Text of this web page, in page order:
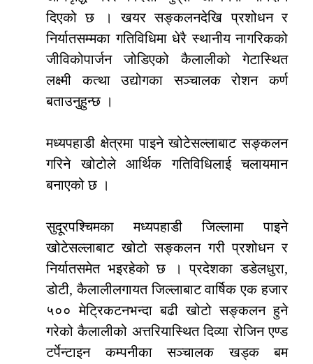
दिएको छ । खयर सङ्कलनदेखि प्रशोधन र
निर्यातसम्मका गतिविधिमा धेरै स्थानीय नागरिकको
जीविकोपार्जन जोडिएको कैलालीको गेटास्थित
लक्ष्मी कत्था उद्योगका सञ्चालक रोशन कर्ण
बताउनुहुन्छ ।
मध्यपहाडी क्षेत्रमा पाइने खोटेसल्लाबाट सङ्कलन
गरिने खोटोले आर्थिक गतिविधिलाई चलायमान
बनाएको छ ।
सुदूरपश्चिमका मध्यपहाडी जिल्लामा पाइने
खोटेसल्लाबाट खोटो सङ्कलन गरी प्रशोधन र
निर्यातसमेत भइरहेको छ । प्रदेशका डडेलधुरा,
डोटी, कैलालीलगायत जिल्लाबाट वार्षिक एक हजार
५०० मेट्रिकटनभन्दा बढी खोटो सङ्कलन हुने
गरेको कैलालीको अत्तरियास्थित दिव्या रोजिन एण्ड
टर्पेन्टाइन कम्पनीका सञ्चालक खड्क बम